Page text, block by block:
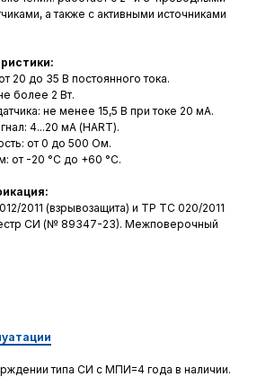
а также с активными источниками
20 до 35 В постоянного тока.
более 2 Вт.
не менее 15,5 В при токе 20 мА.
4...20 мА (HART).
от 0 до 500 Ом.
от -20 °C до +60 °C.
2011 (взрывозащита) и ТР ТС 020/2011
СИ (№ 89347-23). Межповерочный
типа СИ с МПИ=4 года в наличии.